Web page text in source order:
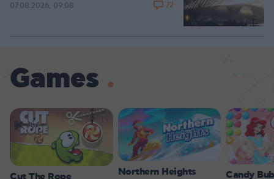
07.08.2026, 09:08 72
Games
Northern Heights Candy